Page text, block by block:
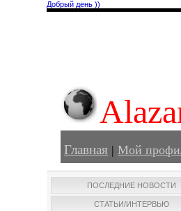
Добрый день ))
Главная |Мой
ПОСЛЕДНИЕ НОВОСТИ
СТАТЬИ/ИНТЕРВЬЮ